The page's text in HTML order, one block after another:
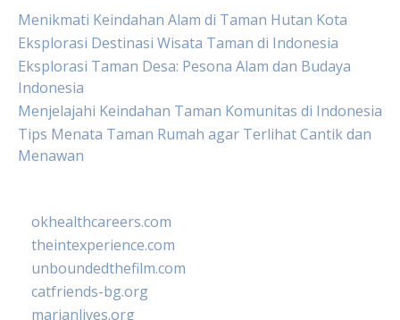
Menikmati Keindahan Alam di Taman Hutan Kota
Eksplorasi Destinasi Wisata Taman di Indonesia
Eksplorasi Taman Desa: Pesona Alam dan Budaya
Indonesia
Menjelajahi Keindahan Taman Komunitas di Indonesia
Tips Menata Taman Rumah agar Terlihat Cantik dan
Menawan
okhealthcareers.com
theintexperience.com
unboundedthefilm.com
catfriends-bg.org
marianlives.org